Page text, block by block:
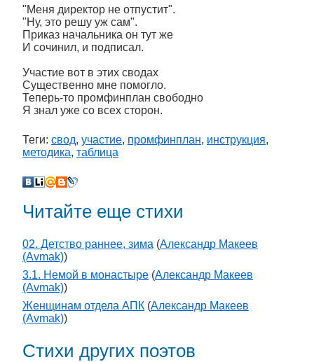
"Меня директор не отпустит".
"Ну, это решу уж сам".
Приказ начальника он тут же
И сочинил, и подписал.
Участие вот в этих сводах
Существенно мне помогло.
Теперь-то промфинплан свободно
Я знал уже со всех сторон.
Теги: свод, участие, промфинплан, инструкция,
методика, таблица
Читайте еще стихи
02. Детство раннее, зима (Александр Макеев
(Avmak))
3.1. Немой в монастыре (Александр Макеев
(Avmak))
Женщинам отдела АПК (Александр Макеев
(Avmak))
Стихи других поэтов